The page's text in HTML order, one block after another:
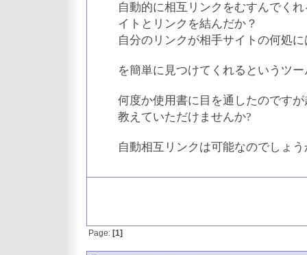
自動的に相互リンクをむすんでく
イトとリンクを結んだか？
自分のリンクが相手サイトの何処
を簡単に見つけてくれるというツ
何度か使用書に目を通したのです
教えていただけませんか?
自動相互リンクは可能なのでしょう
Page: [1]